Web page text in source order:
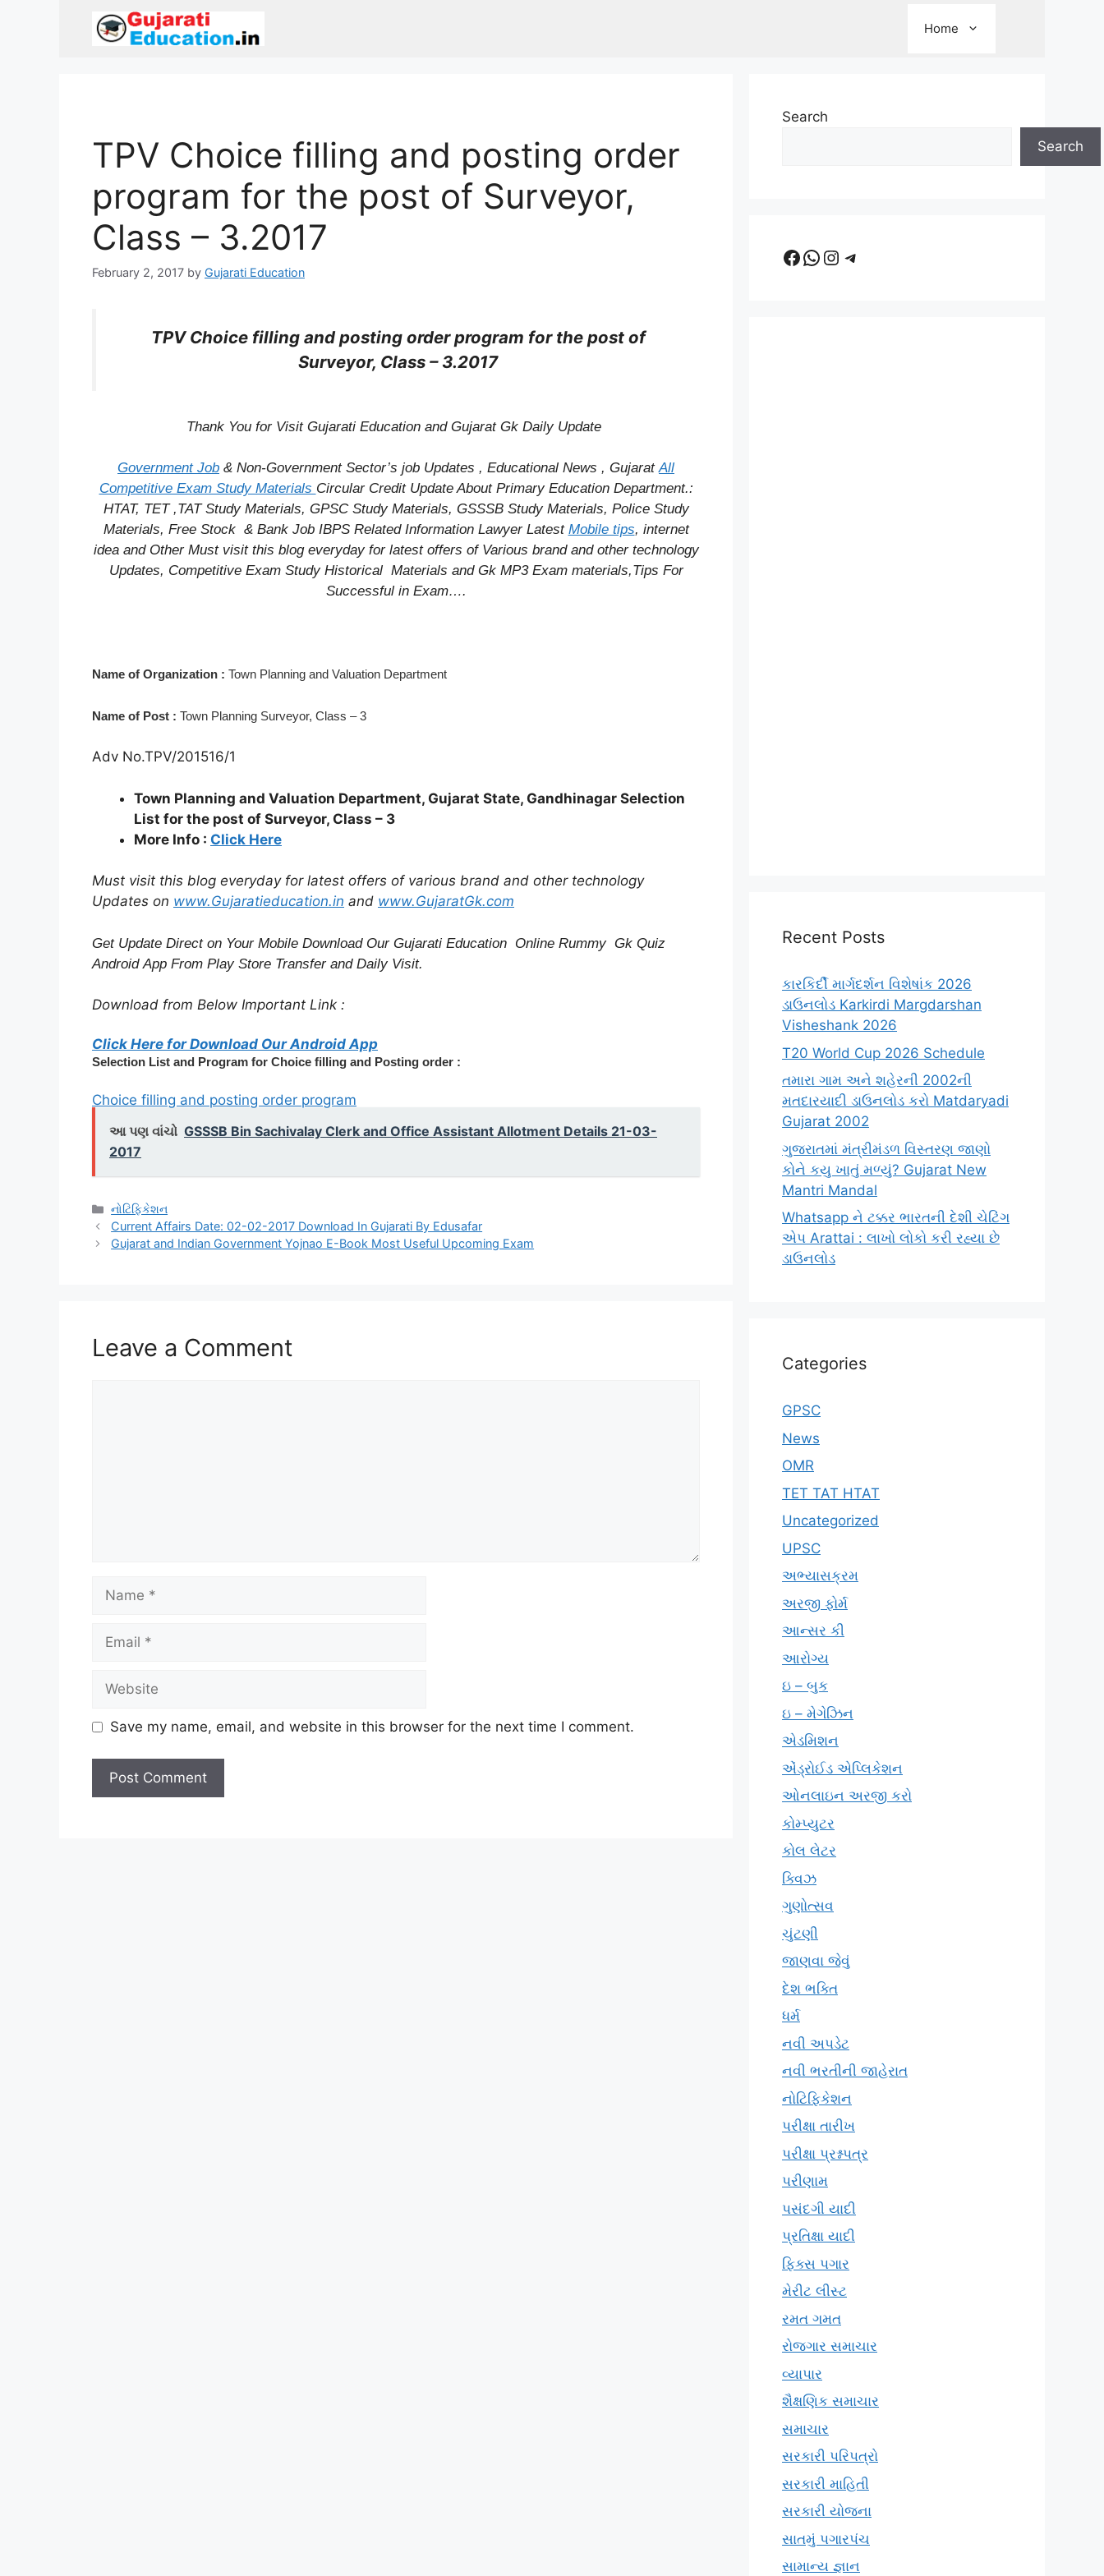
Home
TPV Choice filling and posting order
program for the post of Surveyor,
Class – 3.2017
February 2, 2017 by Gujarati Education
TPV Choice filling and posting order program for the post of
Surveyor, Class – 3.2017
Thank You for Visit Gujarati Education and Gujarat Gk Daily Update
Government Job & Non-Government Sector’s job Updates , Educational News , GujaratAll
Competitive Exam Study Materials Circular CreditUpdate About Primary Education Department.:
HTAT, TET ,TAT Study Materials, GPSC Study Materials, GSSSB Study Materials, Police Study
Materials, Free Stock & Bank Job IBPS Related Information Lawyer Latest Mobile tips, internet
ideaand Other Must visit this blog everyday for latest offers of Various brand and other technology
Updates, Competitive Exam Study HistoricalMaterials and Gk MP3 Exam materials,Tips For
Successfulin Exam….
Name of Organization : Town Planning and Valuation Department
Name of Post : Town Planning Surveyor, Class – 3
Adv No.TPV/201516/1
Town Planning and Valuation Department, Gujarat State, Gandhinagar Selection
List for the post of Surveyor, Class – 3
More Info : Click Here
Must visit this blog everyday for latest offers of various brand and other technology
Updates on www.Gujaratieducation.in and www.GujaratGk.com
Get Update Direct on Your Mobile Download Our Gujarati Education Online Rummy Gk Quiz
Android App From Play Store Transferand Daily Visit.
Download from Below Important Link :
Click Here for Download Our Android App
Selection List and Program for Choice filling and Posting order :
Choice filling and posting order program
આ પણ વાંચો GSSSB Bin Sachivalay Clerk and Office Assistant Allotment Details 21-03-
2017
Categories
નોટિફિકેશન
Current Affairs Date: 02-02-2017 Download In Gujarati By Edusafar
Gujarat and Indian Government Yojnao E-Book Most Useful Upcoming Exam
Leave a Comment
Name
Email
Website
Save my name, email, and website in this browser for the next time I comment.
Search
Search
Facebook
WhatsApp
Instagram
Telegram
Recent Posts
કારકિર્દી માર્ગદર્શન વિશેષાંક 2026
ડાઉનલોડ Karkirdi Margdarshan
Visheshank 2026
T20 World Cup 2026 Schedule
તમારા ગામ અને શહેરની 2002ની
મતદારયાદી ડાઉનલોડ કરો Matdaryadi
Gujarat 2002
ગુજરાતમાં મંત્રીમંડળ વિસ્તરણ જાણો
કોને કયુ ખાતું મળ્યું? Gujarat New
Mantri Mandal
Whatsapp ને ટક્કર ભારતની દેશી ચેટિંગ
એપ Arattai : લાખો લોકો કરી રહ્યા છે
ડાઉનલોડ
Categories
GPSC
News
OMR
TET TAT HTAT
Uncategorized
UPSC
અભ્યાસક્રમ
અરજી ફોર્મ
આન્સર કી
આરોગ્ય
ઇ – બુક
ઇ – મેગેઝિન
એડમિશન
એંડ્રોઈડ એપ્લિકેશન
ઓનલાઇન અરજી કરો
કોમ્પ્યુટર
કોલ લેટર
ક્વિઝ
ગુણોત્સવ
ચુંટણી
જાણવા જેવું
દેશ ભક્તિ
ધર્મ
નવી અપડેટ
નવી ભરતીની જાહેરાત
નોટિફિકેશન
પરીક્ષા તારીખ
પરીક્ષા પ્રશ્નપત્ર
પરીણામ
પસંદગી યાદી
પ્રતિક્ષા યાદી
ફિક્સ પગાર
મેરીટ લીસ્ટ
રમત ગમત
રોજગાર સમાચાર
વ્યાપાર
શૈક્ષણિક સમાચાર
સમાચાર
સરકારી પરિપત્રો
સરકારી માહિતી
સરકારી યોજના
સાતમું પગારપંચ
સામાન્ય જ્ઞાન